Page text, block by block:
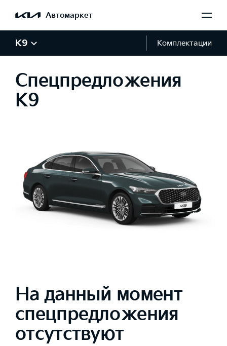
Автомаркет
K9 Комплектации
Спецпредложения
K9
На данный момент
спецпредложения
отсутствуют